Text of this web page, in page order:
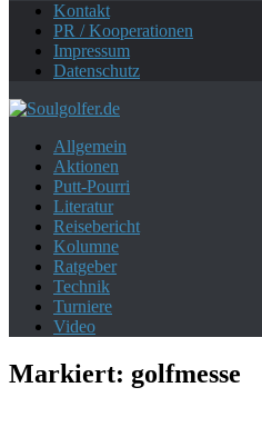
Kontakt
PR / Kooperationen
Impressum
Datenschutz
Allgemein
Aktionen
Putt-Pourri
Literatur
Reisebericht
Kolumne
Ratgeber
Technik
Turniere
Video
Markiert: golfmesse